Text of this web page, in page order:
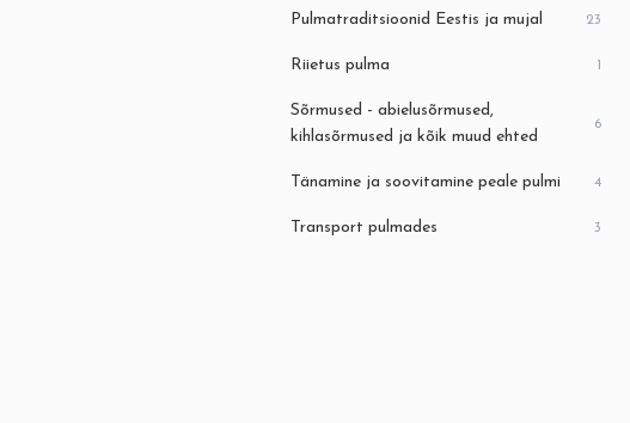
Pulmatraditsioonid Eestis ja mujal 23
Riietus pulma 1
Sõrmused - abielusõrmused,
kihlasõrmused ja kõik muud ehted
6
Tänamine ja soovitamine peale pulmi 4
Transport pulmades 3